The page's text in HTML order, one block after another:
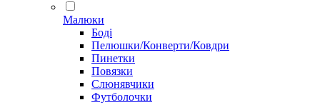
Малюки
Боді
Пелюшки/Конверти/Ковдри
Пинетки
Повязки
Слюнявчики
Футболочки